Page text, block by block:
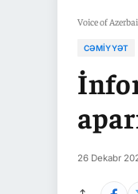
Voice of
CƏMIYYƏT
26 Dekabr